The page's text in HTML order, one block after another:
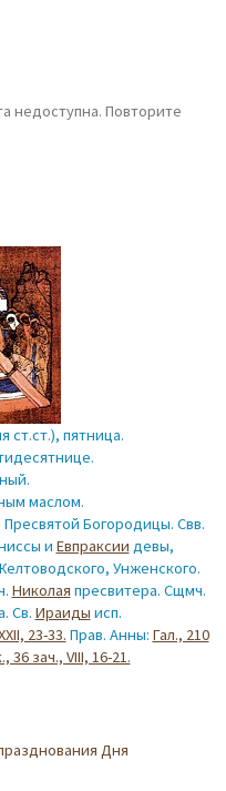
недоступна. Повторите
ст.ст.), пятница.
маслом.
Богородицы. Свв.
и Евпраксии девы,
Унженского.
Николая пресвитера. Сщмч.
Св. Ираиды исп.
23-33. Прав. Анны: Гал., 210
36 зач., VIII, 16-21.
Дня